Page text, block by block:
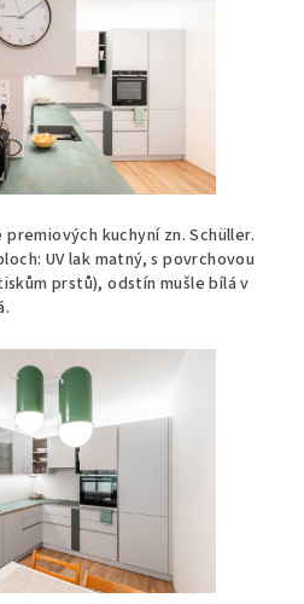
kuchyní zn. Schüller.
UV lak matný, s povrchovou
prstů), odstín mušle bílá v